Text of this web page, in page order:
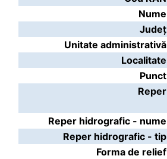
Nume
Județ
Unitate administrativă
Localitate
Punct
Reper
Reper hidrografic - nume
Reper hidrografic - tip
Forma de relief